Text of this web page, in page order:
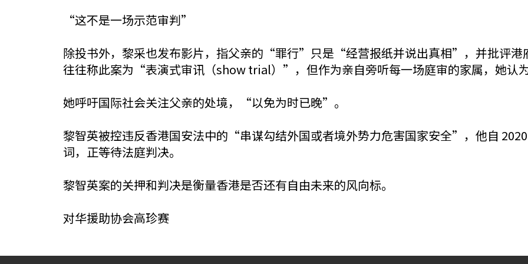
“这不是一场示范审判”
除投书外，黎采也发布影片，指父亲的“罪行”只是“经营报纸并说出真相”，并批评港
往往称此案为“表演式审讯（show trial）”，但作为亲自旁听每一场庭审的家属，她
她呼吁国际社会关注父亲的处境，“以免为时已晚”。
黎智英被控违反香港国安法中的“串谋勾结外国或者境外势力危害国家安全”，他自
词，正等待法庭判决。
黎智英案的关押和判决是衡量香港是否还有自由未来的风向标。
对华援助协会高珍赛